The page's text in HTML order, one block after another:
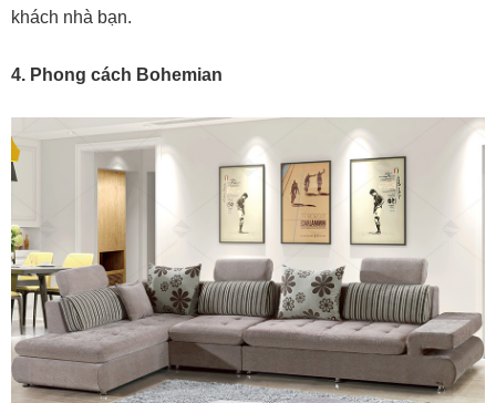
khách nhà bạn.
4. Phong cách Bohemian